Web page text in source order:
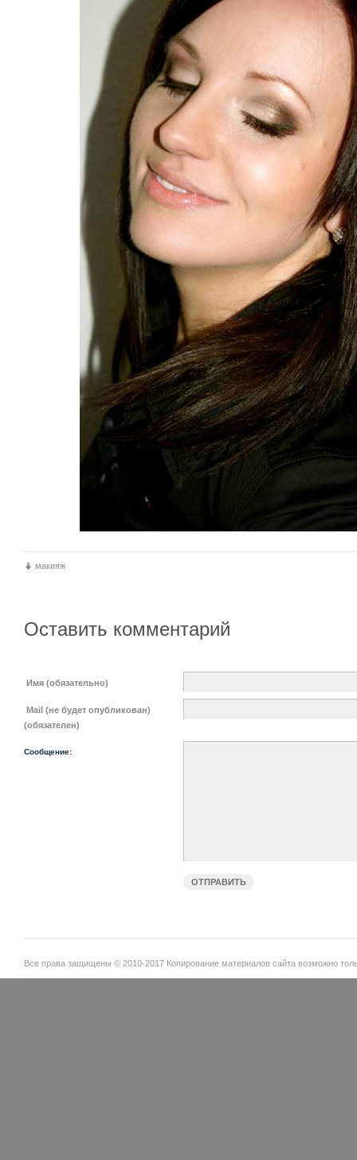
макияж
Оставить комментарий
Имя (обязательно)
Mail (не будет опубликован)
(обязателен)
Сообщение:
Все права защищены © 2010-2017 Копирование материалов сайта возможно